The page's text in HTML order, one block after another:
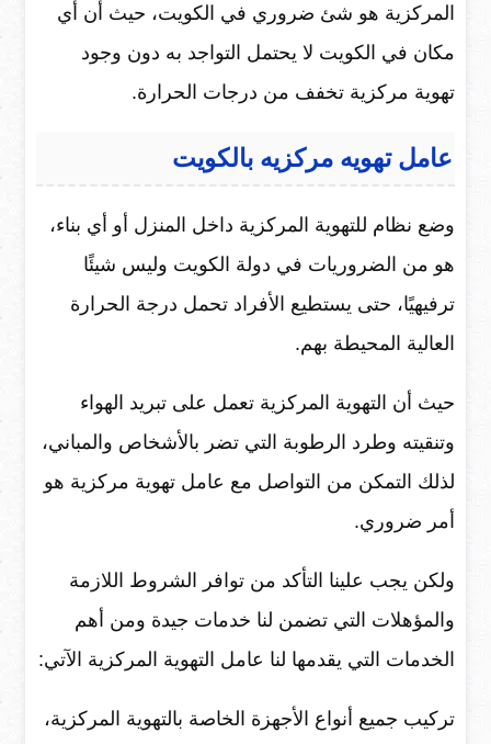
المركزية هو شئ ضروري في الكويت، حيث أن أي
مكان في الكويت لا يحتمل التواجد به دون وجود
تهوية مركزية تخفف من درجات الحرارة.
عامل تهويه مركزيه بالكويت
وضع نظام للتهوية المركزية داخل المنزل أو أي بناء،
هو من الضروريات في دولة الكويت وليس شيئًا
ترفيهيًا، حتى يستطيع الأفراد تحمل درجة الحرارة
العالية المحيطة بهم.
حيث أن التهوية المركزية تعمل على تبريد الهواء
وتنقيته وطرد الرطوبة التي تضر بالأشخاص والمباني،
لذلك التمكن من التواصل مع عامل تهوية مركزية هو
أمر ضروري.
ولكن يجب علينا التأكد من توافر الشروط اللازمة
والمؤهلات التي تضمن لنا خدمات جيدة ومن أهم
الخدمات التي يقدمها لنا عامل التهوية المركزية الآتي:
تركيب جميع أنواع الأجهزة الخاصة بالتهوية المركزية،